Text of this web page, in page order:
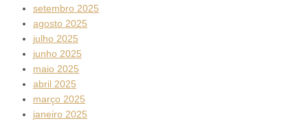
setembro 2025
agosto 2025
julho 2025
junho 2025
maio 2025
abril 2025
março 2025
janeiro 2025